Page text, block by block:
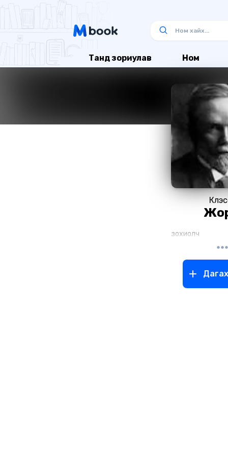
Танд зориулав Ном
зохиолч
Дагах